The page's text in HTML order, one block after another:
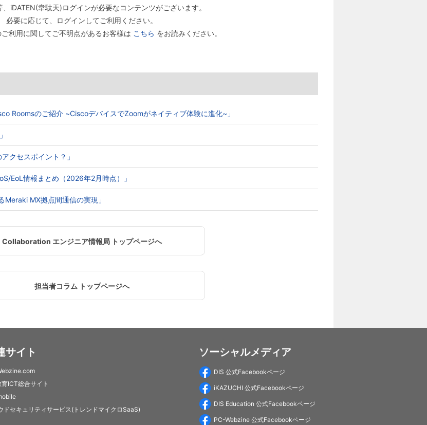
、iDATEN(韋駄天)ログインが必要なコンテンツがございます。
必要に応じて、ログインしてご利用ください。
利用に関してご不明点があるお客様は こちら をお読みください。
Roomsのご紹介 ~CiscoデバイスでZoomがネイティブ体験に進化~」
クセスポイント？」
EoL情報まとめ（2026年2月時点）」
MX拠点間通信の実現」
Collaboration エンジニア情報局 トップページへ
担当者コラム トップページへ
サイト
育ICT総合サイト
ドセキュリティサービス(トレンドマイクロSaaS)
ソーシャルメディア
DIS 公式Facebookページ
iKAZUCHI 公式Facebookページ
DIS Education 公式Facebookページ
PC-Webzine 公式Facebookページ